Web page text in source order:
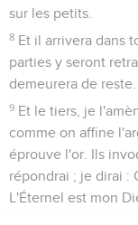
sur les petits.
8 Et il arrivera dans
parties y seront
demeurera de reste.
9 Et le tiers, je
comme on affine
éprouve l'or. Ils
répondrai ; je dirai :
L'Éternel est mon